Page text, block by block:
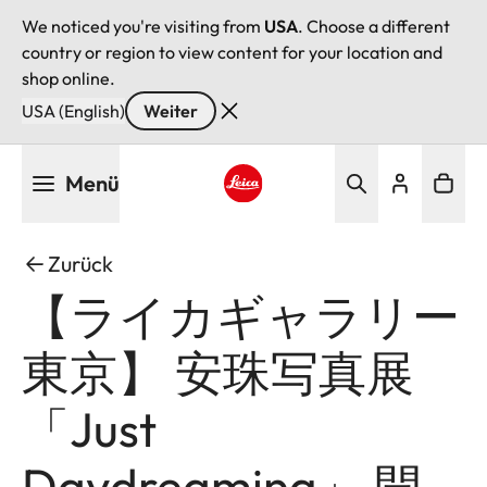
We noticed you're visiting from USA. Choose a different
country or region to view content for your location and
shop online.
USA (English)
Weiter
Menü
Zurück
【ライカギャラリー
東京】 安珠写真展
「Just